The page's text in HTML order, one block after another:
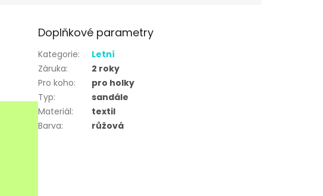
Doplňkové parametry
Kategorie:
Letní
Záruka:
2 roky
Pro koho:
pro holky
Typ:
sandále
Materiál:
textil
Barva: růžová